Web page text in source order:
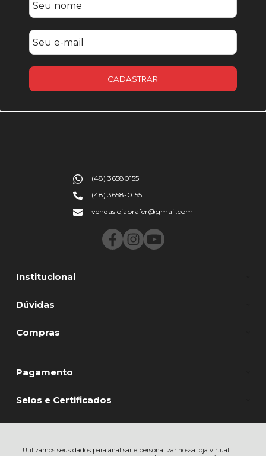
Utilizamos seus dados para analisar e personalizar nossa loja virtual
CADASTRAR
Institucional
Dúvidas
Compras
(48) 36580155
(48) 3658-0155
vendaslojabrafer@gmail.com
Pagamento
Selos e Certificados
Brafer Comércio de Máquinas e Ferramentas Ltda, Rodovia SC 370 Daniel